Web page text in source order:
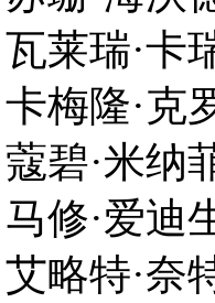
瑞
罗维
菲
生
特